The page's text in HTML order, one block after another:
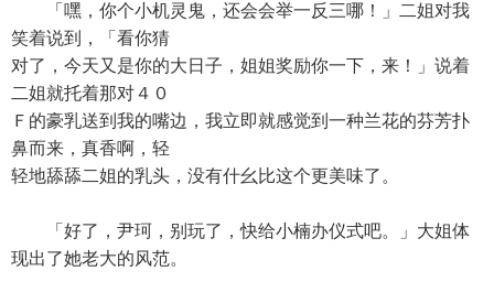
「嘿，你个小机灵鬼，还会会举一反三哪！」二姐对我
笑着说到，「看你猜
对了，今天又是你的大日子，姐姐奖励你一下，来！」说着
二姐就托着那对４０
Ｆ的豪乳送到我的嘴边，我立即就感觉到一种兰花的芬芳扑
鼻而来，真香啊，轻
轻地舔舔二姐的乳头，没有什幺比这个更美味了。
「好了，尹珂，别玩了，快给小楠办仪式吧。」大姐体
现出了她老大的风范。